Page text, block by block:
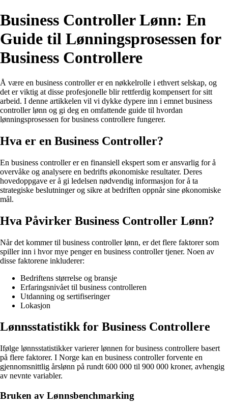
Business Controller Lønn: En
Guide til Lønningsprosessen for
Business Controllere
Å være en business controller er en nøkkelrolle i ethvert selskap, og
det er viktig at disse profesjonelle blir rettferdig kompensert for sitt
arbeid. I denne artikkelen vil vi dykke dypere inn i emnet business
controller lønn og gi deg en omfattende guide til hvordan
lønningsprosessen for business controllere fungerer.
Hva er en Business Controller?
En business controller er en finansiell ekspert som er ansvarlig for å
overvåke og analysere en bedrifts økonomiske resultater. Deres
hovedoppgave er å gi ledelsen nødvendig informasjon for å ta
strategiske beslutninger og sikre at bedriften oppnår sine økonomiske
mål.
Hva Påvirker Business Controller Lønn?
Når det kommer til business controller lønn, er det flere faktorer som
spiller inn i hvor mye penger en business controller tjener. Noen av
disse faktorene inkluderer:
Bedriftens størrelse og bransje
Erfaringsnivået til business controlleren
Utdanning og sertifiseringer
Lokasjon
Lønnsstatistikk for Business Controllere
Ifølge lønnsstatistikker varierer lønnen for business controllere basert
på flere faktorer. I Norge kan en business controller forvente en
gjennomsnittlig årslønn på rundt 600 000 til 900 000 kroner, avhengig
av nevnte variabler.
Bruken av Lønnsbenchmarking